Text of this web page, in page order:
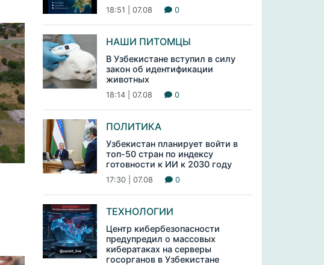
18:51 | 07.08 0
НАШИ ПИТОМЦЫ
В Узбекистане вступил в силу
закон об идентификации
животных
18:14 | 07.08 0
ПОЛИТИКА
Узбекистан планирует войти в
топ-50 стран по индексу
готовности к ИИ к 2030 году
17:30 | 07.08 0
ТЕХНОЛОГИИ
Центр кибербезопасности
предупредил о массовых
кибератаках на серверы
госорганов в Узбекистане